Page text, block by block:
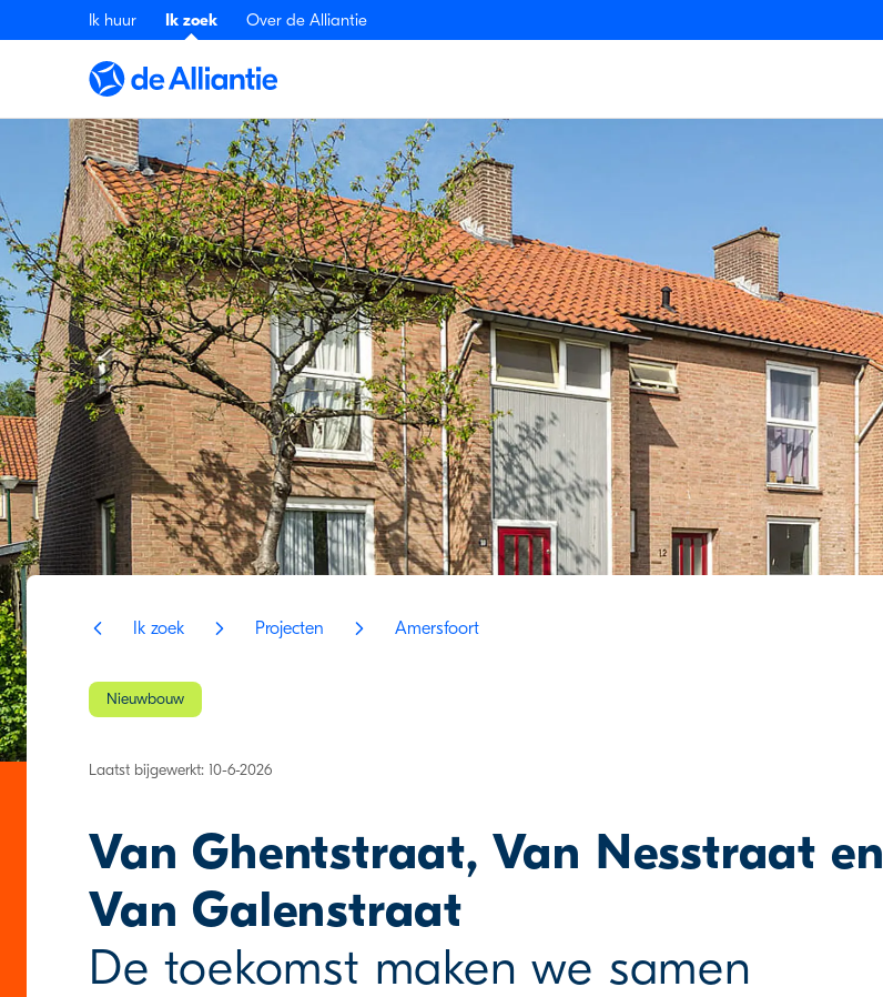
Ik huur Ik zoek Over de Alliantie
Ik zoek Projecten Amersfoort
Nieuwbouw
Laatst bijgewerkt: 10-6-2026
Van Ghentstraat, Van Nesstraat en
Van Galenstraat
De toekomst maken we samen